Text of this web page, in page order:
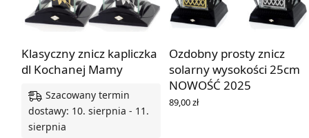
Klasyczny znicz kapliczka
dl Kochanej Mamy
Szacowany termin
dostawy: 10. sierpnia - 11.
sierpnia
Ozdobny prosty znicz
solarny wysokości 25cm
NOWOŚĆ 2025
89,00zł